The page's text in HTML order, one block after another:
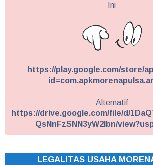
Ini
https://play.google.com/store/
Alternatif
https://drive.google.com/file/d/
QsNnFzSNN3yW2Ibn/
LEGALITAS USAHA